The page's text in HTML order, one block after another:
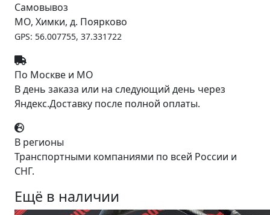
Самовывоз
МО, Химки, д. Поярково
GPS: 56.007755, 37.331722
По Москве и МО
В день заказа или на следующий день через
Яндекс.Доставку после полной оплаты.
В регионы
Транспортными компаниями по всей России и
СНГ.
Ещё в наличии